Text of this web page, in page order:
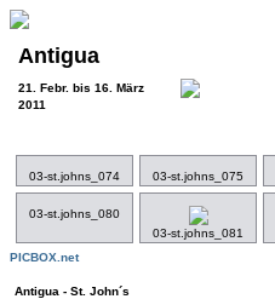
Antigua
21. Febr. bis 16. März
2011
03-st.johns_074 03-st.johns_075
03-st.johns_080
03-st.johns_081
PICBOX.net
Antigua - St. John´s